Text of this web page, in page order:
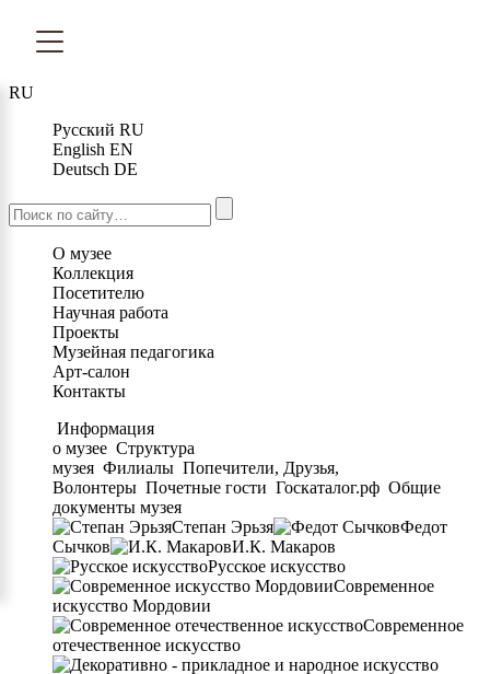
RU
Русский RU
English EN
Deutsch DE
О музее
Коллекция
Посетителю
Научная работа
Проекты
Музейная педагогика
Арт-салон
Контакты
Информация
о музее Структура
музея Филиалы Попечители, Друзья,
Волонтеры Почетные гости Госкаталог.рф Общие
документы музея
Степан Эрьзя
Федот
Сычков
И.К. Макаров
Русское искусство
Современное
искусство Мордовии
Современное
отечественное искусство